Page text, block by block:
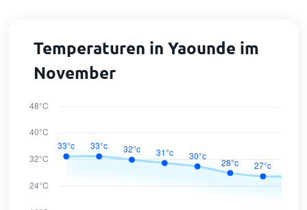
Temperaturen in Yaounde im
November